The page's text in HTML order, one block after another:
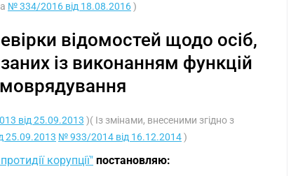
№ 334/2016 від 18.08.2016)
відомостей щодо осіб,
із виконанням функцій
від 25.09.2013 )( Із змінами, внесеними згідно з
25.09.2013 № 933/2014 від 16.12.2014)
корупції" постановляю: